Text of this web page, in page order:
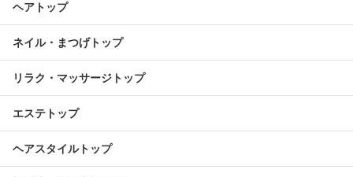
ヘアトップ
ネイル・まつげトップ
リラク・マッサージトップ
エステトップ
ヘアスタイルトップ